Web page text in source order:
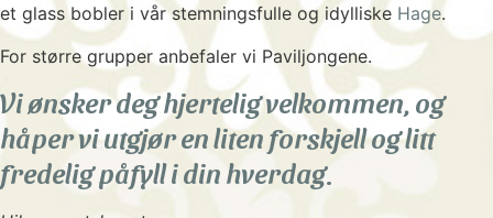
et glass bobler i vår stemningsfulle og idylliske Hage.
For større grupper anbefaler vi Paviljongene.
Vi ønsker deg hjertelig velkommen, og
håper vi utgjør en liten forskjell og litt
fredelig påfyll i din hverdag.